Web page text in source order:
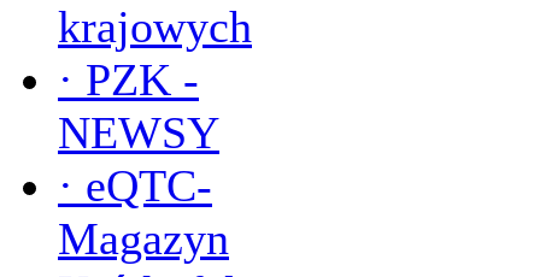
krajowych
· PZK -
NEWSY
· eQTC-
Magazyn